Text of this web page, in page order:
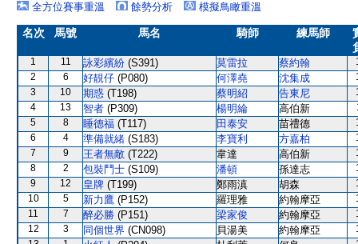
全方位賽事重溫
餘勢分析 模擬鳥瞰重溫
名次 馬號 馬名 騎師 練馬師
1 11 詠彩繽紛 (S391) 莫雷拉 蔡約翰
2
6 好靚仔 (P080) 何澤堯 沈集成
3
10 期惑 (T198) 蔡明紹 告東尼
4
13 智者 (P309) 楊明綸 高伯新
5
8 睡德福 (T117) 田泰安 苗禮德
6
4 準備就緒 (S183) 李寶利 方嘉柏
7
9 王者無敵 (T222) 韋達 高伯新
8
2 包裝鬥士 (S109) 潘頓 孫達志
9
12 皇牌 (T199) 鄭雨滇 胡森
10
5 新力鷹 (P152) 羅理雅 約翰摩亞
11
7 醉必勝 (P151) 梁家俊 約翰摩亞
12
3 同個世界 (CN098) 貝湯美 約翰摩亞